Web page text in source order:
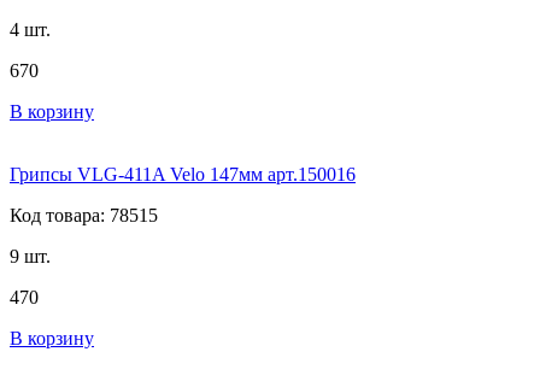
4 шт.
670
В корзину
Грипсы VLG-411A Velo 147мм арт.150016
Код товара: 78515
9 шт.
470
В корзину